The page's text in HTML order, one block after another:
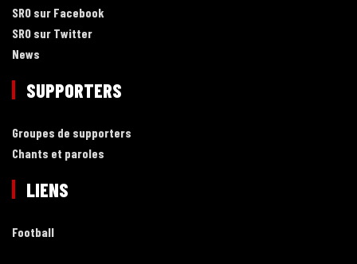
SRO sur Facebook
SRO sur Twitter
News
SUPPORTERS
Groupes de supporters
Chants et paroles
LIENS
Football